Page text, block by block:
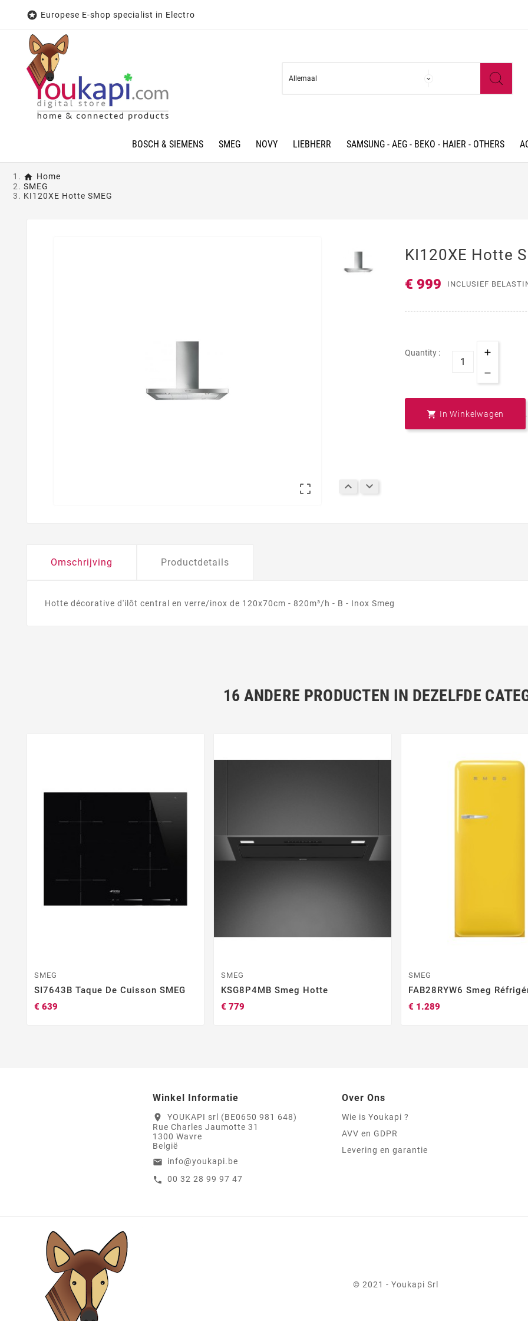
 Europese E-shop specialist in Electro
BOSCH & SIEMENS SMEG NOVY LIEBHERR SAMSUNG - AEG - BEKO - HAIER - OTHERS
Home
SMEG
KI120XE Hotte SMEG
  
KI120XE Hotte
€ 999 INCLUSIEF
Quantity :
 In Winkelwagen
Omschrijving Productdetails
Hotte décorative d'ilôt central en verre/inox de 120x70cm - 820m³/h - B - Inox Smeg
16 ANDERE PRODUCTEN IN DEZELFDE
SMEG
SI7643B Taque De Cuisson SMEG
€ 639
SMEG
KSG8P4MB Smeg Hotte
€ 779
SMEG
FAB28RYW6 Smeg
€ 1.289
Winkel Informatie
location_on
YOUKAPI srl (BE0650 981 648)
Rue Charles Jaumotte 31
1300 Wavre
België
email info@youkapi.be
call 00 32 28 99 97 47
Over Ons
Wie is Youkapi ?
AVV en GDPR
Levering en garantie
© 2021 - Youkapi Srl